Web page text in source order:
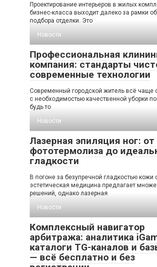
Проектирование интерьеров в жилых
бизнес-класса выходит далеко за рамки
подбора отделки. Это
Новости
Профессиональная
компания: стандарты
современные технологии
Современный городской житель всё чаще
с необходимостью качественной уборки
будь то
Новости
Лазерная эпиляция ног: от
фототермолиза до
гладкости
В погоне за безупречной гладкостью кожи
эстетическая медицина предлагает
решений, однако лазерная
Новости
Комплексный навигатор
арбитража: аналитика
каталоги TG-каналов и
— всё бесплатно и без